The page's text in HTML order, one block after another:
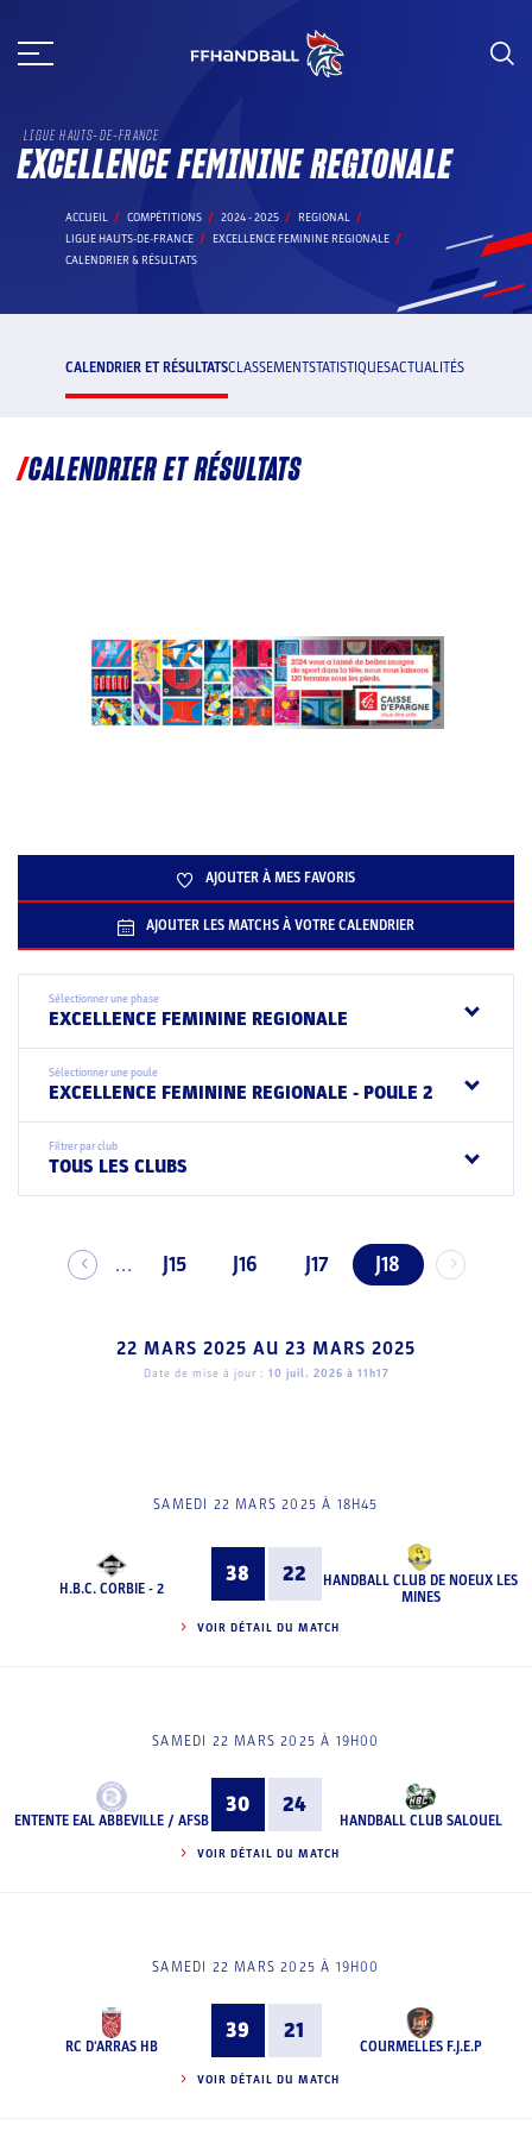
au
LIGUE HAUTS-DE-FRANCE
EXCELLENCE FEMININE REGIONALE
ACCUEIL COMPÉTITIONS 2024 - 2025
REGIONAL
LIGUE HAUTS-DE-FRANCE
EXCELLENCE FEMININE REGIONALE
CALENDRIER & RÉSULTATS
CALENDRIER ET RÉSULTATSCLASSEMENTSTATISTIQUESACTUALITÉS
CALENDRIER ET RÉSULTATS
AJOUTER À MES FAVORIS
AJOUTER LES MATCHS À VOTRE CALENDRIER
Sélectionner une phase
EXCELLENCE FEMININE REGIONALE
Sélectionner une poule
EXCELLENCE FEMININE REGIONALE - POULE 2
Filtrer par club
TOUS LES CLUBS
... J15 J16 J17 J18
22 MARS 2025 AU 23 MARS 2025
Date de mise à jour : 10 juil. 2026 à 11h17
SAMEDI 22 MARS 2025 À 18H45
H.B.C. CORBIE - 2
38 22
HANDBALL CLUB DE NOEUX LES
MINES
VOIR DÉTAIL DU MATCH
SAMEDI 22 MARS 2025 À 19H00
ENTENTE EAL ABBEVILLE / AFSB
30 24
HANDBALL CLUB SALOUEL
VOIR DÉTAIL DU MATCH
SAMEDI 22 MARS 2025 À 19H00
RC D'ARRAS HB
39 21
COURMELLES F.J.E.P
VOIR DÉTAIL DU MATCH